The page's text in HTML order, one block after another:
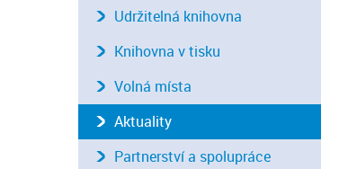
Udržitelná knihovna
Knihovna v tisku
Volná místa
Aktuality
Partnerství a spolupráce